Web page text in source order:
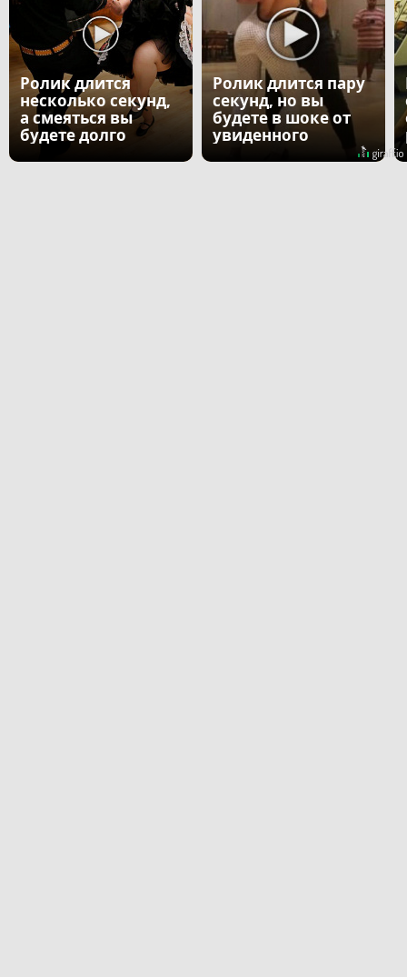
Ролик длится
несколько секунд,
а смеяться вы
будете долго
Ролик длится пару
секунд, но вы
будете в шоке от
увиденного